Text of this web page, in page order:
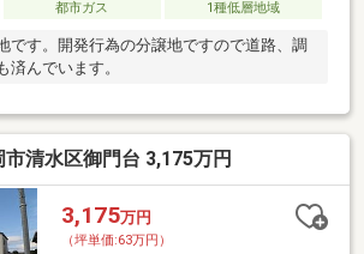
都市ガス 1種低層地域
です。開発行為の分譲地ですので道路、調
済んでいます。
清水区御門台 3,175万円
3,175万円
（坪単価:63万円）